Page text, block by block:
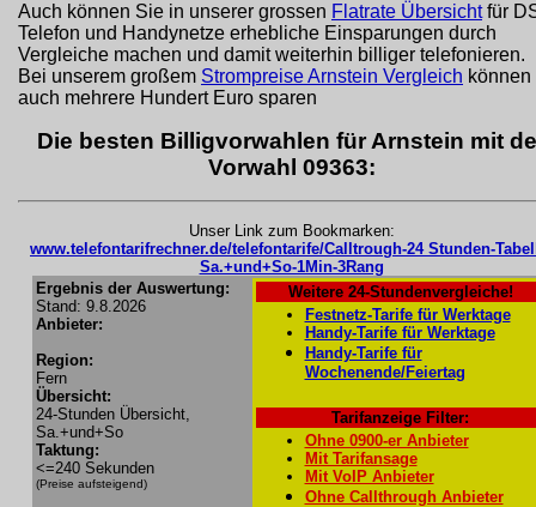
Auch können Sie in unserer grossen Flatrate Übersichtfür
Telefon und Handynetze erhebliche Einsparungen durch
Vergleiche machen und damit weiterhin billiger telefonieren.
Bei unserem großem Strompreise Arnstein Vergleich können
auch mehrere Hundert Euro sparen
Die besten Billigvorwahlen für Arnstein mit
Vorwahl 09363:
Unser Link zum Bookmarken:
www.telefontarifrechner.de/telefontarife/Calltrough-24 Stunden-
Sa.+und+So-1Min-3Rang
Ergebnis der Auswertung:
Stand: 9.8.2026
Anbieter:
Region:
Fern
Übersicht:
24-Stunden Übersicht,
Sa.+und+So
Taktung:
<=240 Sekunden
(Preise aufsteigend)
Weitere 24-Stundenvergleiche!
Festnetz-Tarife für Werktage
Handy-Tarife für Werktage
Handy-Tarife für
Wochenende/Feiertag
Tarifanzeige Filter:
Ohne 0900-er Anbieter
Mit Tarifansage
Mit VoIP Anbieter
Ohne Callthrough Anbieter